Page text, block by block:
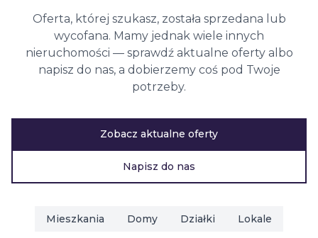
Oferta, której szukasz, została sprzedana lub
wycofana. Mamy jednak wiele innych
nieruchomości — sprawdź aktualne oferty albo
napisz do nas, a dobierzemy coś pod Twoje
potrzeby.
Zobacz aktualne oferty
Napisz do nas
Mieszkania Domy Działki Lokale